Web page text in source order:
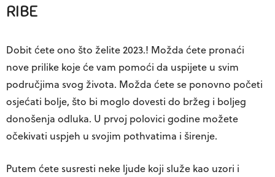
RIBE
Dobit ćete ono što želite 2023.! Možda ćete pronaći
nove prilike koje će vam pomoći da uspijete u svim
područjima svog života. Možda ćete se ponovno početi
osjećati bolje, što bi moglo dovesti do bržeg i boljeg
donošenja odluka. U prvoj polovici godine možete
očekivati ​​uspjeh u svojim pothvatima i širenje.
Putem ćete susresti neke ljude koji služe kao uzori i